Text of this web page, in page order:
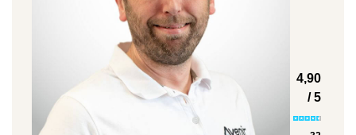
supplémentaire, un bureau ou une
bains sous combles, Avenir Rénovations
propose systématiquement un devis gratuit,
adapté aux besoins et aux contraintes
spécifiques de votre logement à
Valenciennes ou aux alentours (Anzin,
4,90
/ 5